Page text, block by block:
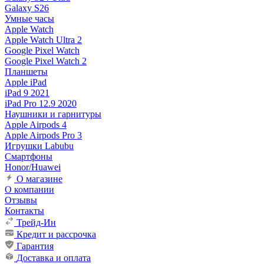
Galaxy S26
Умные часы
Apple Watch
Apple Watch Ultra 2
Google Pixel Watch
Google Pixel Watch 2
Планшеты
Apple iPad
iPad 9 2021
iPad Pro 12.9 2020
Наушники и гарнитуры
Apple Airpods 4
Apple Airpods Pro 3
Игрушки Labubu
Смартфоны
Honor/Huawei
О магазине
О компании
Отзывы
Контакты
Трейд-Ин
Кредит и рассрочка
Гарантия
Доставка и оплата